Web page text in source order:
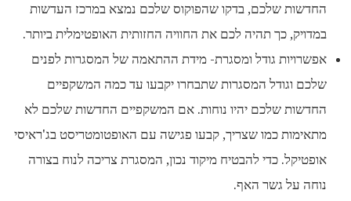
החדשות שלכם, בדקו שהפוקוס שלכם נמצא במרכז העדשות
במדויק, כך תהיה לכם את החוויה החזותית האופטימלית ביותר.
אפשרויות גודל ומסגרת- מידת ההתאמה של המסגרות לפנים
שלכם וגודל המסגרות שתבחרו יקבעו עד כמה המשקפיים
החדשות שלכם יהיו נוחות. אם המשקפיים החדשות שלכם לא
מתאימות כמו שצריך, קבעו פגישה עם האופטומטריסט בג'ראיסי
אופטיקל. כדי להבטיח מיקוד נכון, המסגרת צריכה לנוח בצורה
נוחה על גשר האף.